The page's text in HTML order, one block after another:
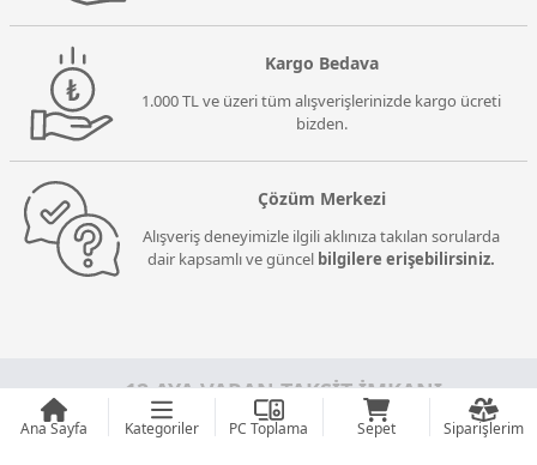
Ana Sayfa Kategoriler PC Toplama Sepet Siparişlerim
Kargo Bedava
1.000 TL ve üzeri tüm alışverişlerinizde kargo ücreti
bizden.
Çözüm Merkezi
Alışveriş deneyimizle ilgili aklınıza takılan sorularda
dair kapsamlı ve güncel bilgilere erişebilirsiniz.
12 AYA VARAN TAKSİT İMKANI